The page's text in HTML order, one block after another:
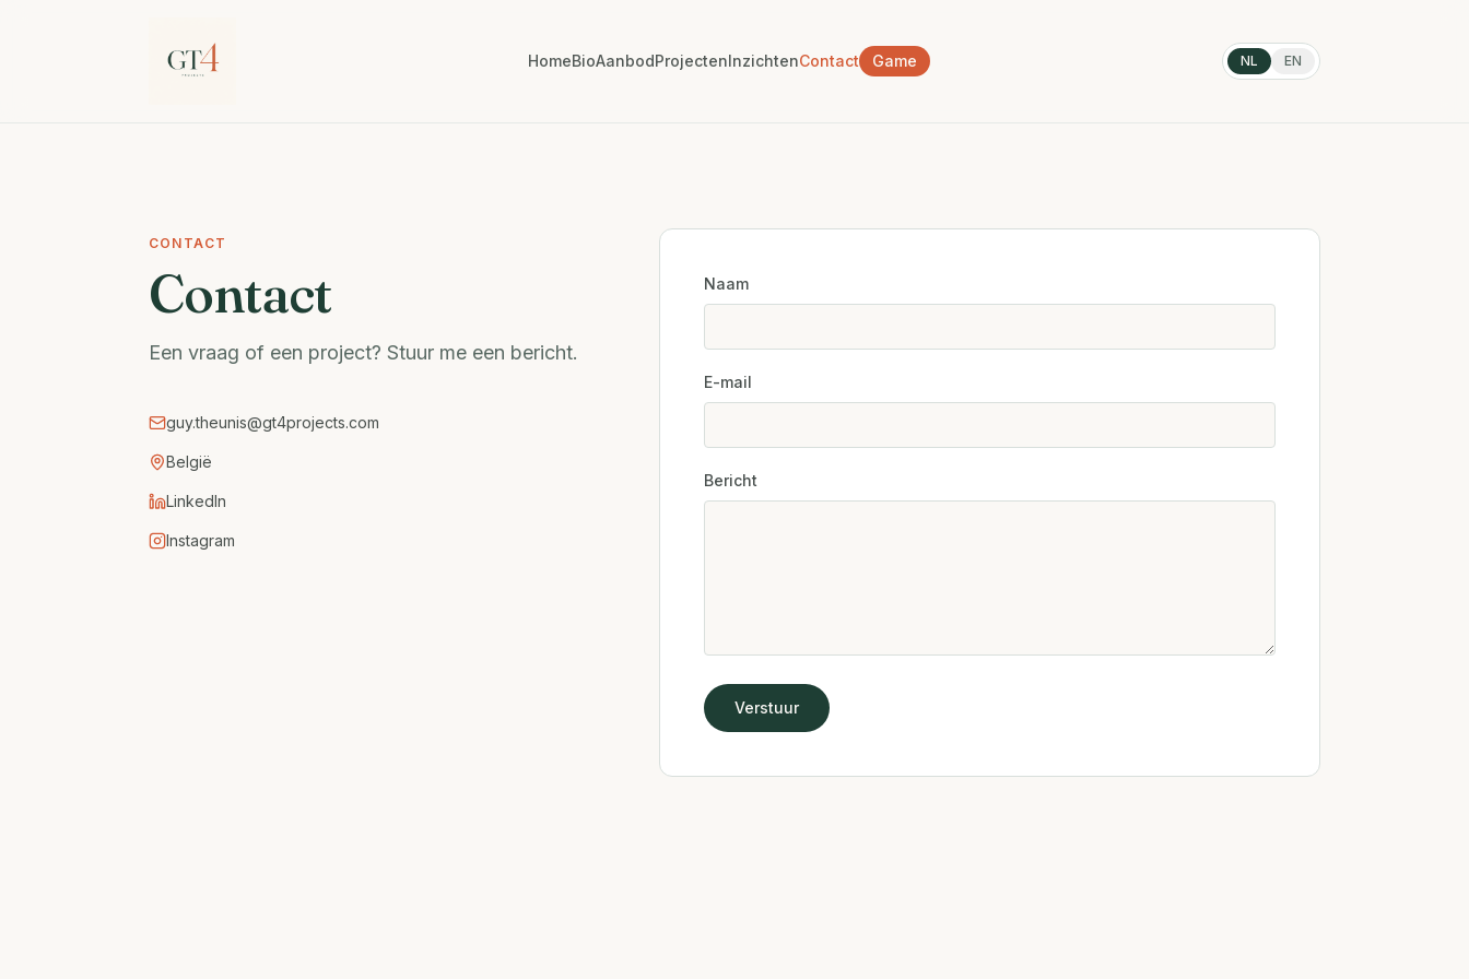
HomeBioAanbodProjectenInzichtenContact Game NL EN
CONTACT
Contact
Een vraag of een project? Stuur me een bericht.
guy.theunis@gt4projects.com
België
LinkedIn
Instagram
Naam
E-mail
Bericht
Verstuur